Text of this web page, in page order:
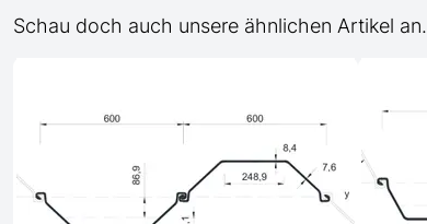
Schau doch auch unsere ähnlichen Artikel an.